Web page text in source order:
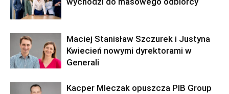
Maciej Stanisław Szczurek i Justyna
Kwiecień nowymi dyrektorami w
Generali
Kacper Mleczak opuszcza PIB Group